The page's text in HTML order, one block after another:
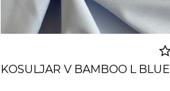
KOSULJAR V BAMBOO L BLUE